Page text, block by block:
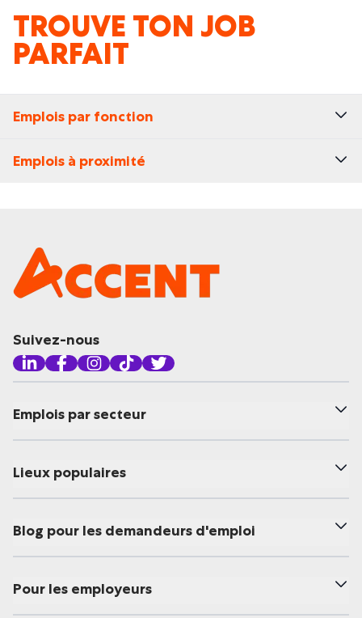
TROUVE TON JOB
PARFAIT
Emplois par fonction
Emplois à proximité
Suivez-nous
Emplois par secteur
Lieux populaires
Blog pour les demandeurs d'emploi
Pour les employeurs